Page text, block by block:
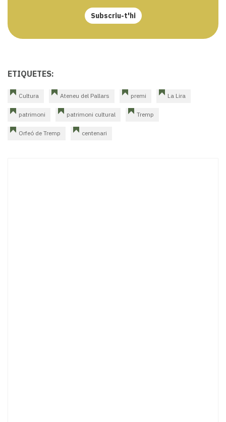
Subscriu-t'hi
ETIQUETES:
Cultura Ateneu del Pallars premi La Lira
patrimoni patrimoni cultural Tremp
Orfeó de Tremp centenari